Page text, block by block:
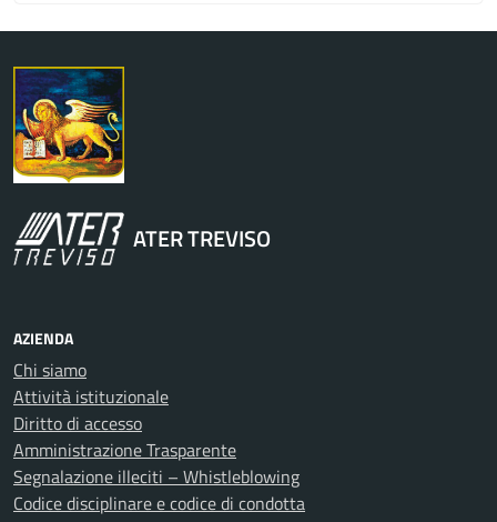
Regione Veneto
ATER TREVISO
AZIENDA
Chi siamo
Attività istituzionale
Diritto di accesso
Amministrazione Trasparente
Segnalazione illeciti – Whistleblowing
Codice disciplinare e codice di condotta